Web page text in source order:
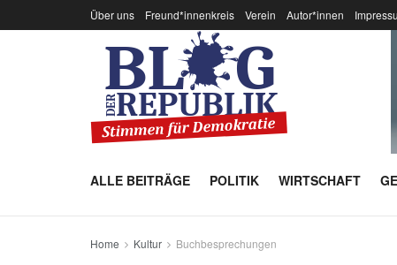
Über uns Freund*innenkreis Verein Autor*innen
ALLE BEITRÄGE POLITIK WIRTSCHAFT
Home Kultur Buchbesprechungen